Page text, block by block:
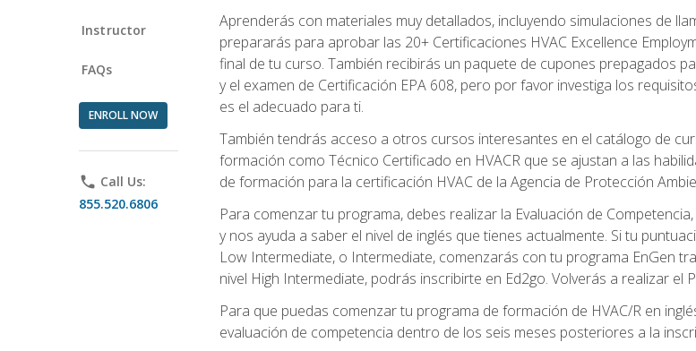
Instructor
FAQs
ENROLL NOW
phone Call Us:
855.520.6806
Aprenderás con materiales muy detallados, incluyendo simulaciones de
prepararás para aprobar las 20+ Certificaciones HVAC Excellence
final de tu curso. También recibirás un paquete de cupones prepagados
y el examen de Certificación EPA 608, pero por favor investiga los
es el adecuado para ti.
También tendrás acceso a otros cursos interesantes en el catálogo de
formación como Técnico Certificado en HVACR que se ajustan a las
de formación para la certificación HVAC de la Agencia de Protección
Para comenzar tu programa, debes realizar la Evaluación de
y nos ayuda a saber el nivel de inglés que tienes actualmente. Si tu
Low Intermediate, o Intermediate, comenzarás con tu programa EnGen
nivel High Intermediate, podrás inscribirte en Ed2go. Volverás a realizar el
Para que puedas comenzar tu programa de formación de HVAC/R en
evaluación de competencia dentro de los seis meses posteriores a la